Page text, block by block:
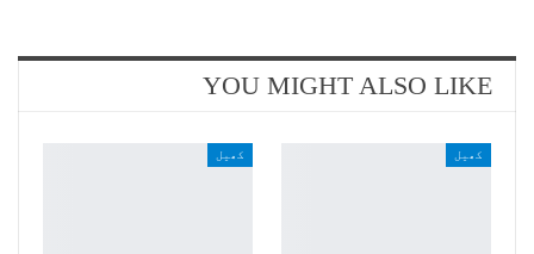
YOU MIGHT ALSO LIKE
کھیل کھیل